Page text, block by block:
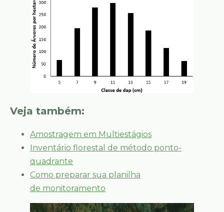
Veja também:
Amostragem em Multiestágios
Inventário florestal de método ponto-
quadrante
Como preparar sua planilha
de monitoramento